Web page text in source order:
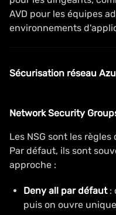
AVD pour les équipes
environnements
Sécurisation réseau
Network Security
Les NSG sont les
Par défaut, ils sont
approche :
Deny all par défaut:
puis on ouvre